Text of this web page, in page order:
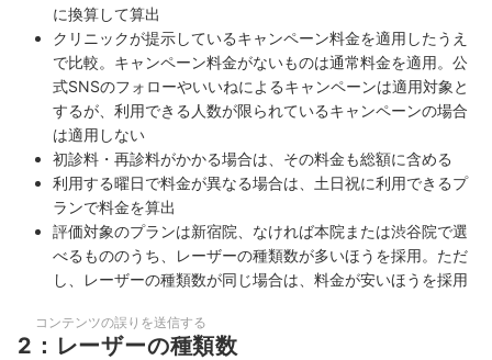
に換算して算出
クリニックが提示しているキャンペーン料金を適用したうえ
で比較。キャンペーン料金がないものは通常料金を適用。公
式SNSのフォローやいいねによるキャンペーンは適用対象と
するが、利用できる人数が限られているキャンペーンの場合
は適用しない
初診料・再診料がかかる場合は、その料金も総額に含める
利用する曜日で料金が異なる場合は、土日祝に利用できるプ
ランで料金を算出
評価対象のプランは新宿院、なければ本院または渋谷院で選
べるもののうち、レーザーの種類数が多いほうを採用。ただ
し、レーザーの種類数が同じ場合は、料金が安いほうを採用
コンテンツの誤りを送信する
2：レーザーの種類数